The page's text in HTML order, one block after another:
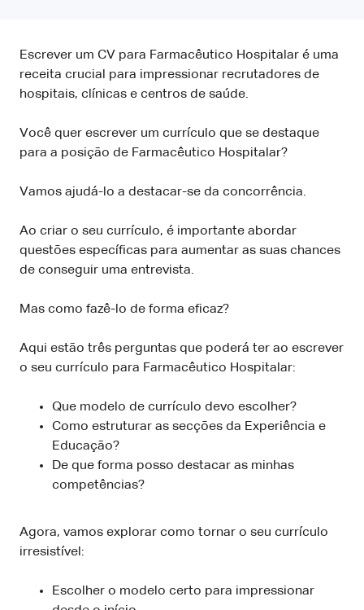
Escrever um CV para Farmacêutico Hospitalar é uma
receita crucial para impressionar recrutadores de
hospitais, clínicas e centros de saúde.
Você quer escrever um currículo que se destaque
para a posição de Farmacêutico Hospitalar?
Vamos ajudá-lo a destacar-se da concorrência.
Ao criar o seu currículo, é importante abordar
questões específicas para aumentar as suas chances
de conseguir uma entrevista.
Mas como fazê-lo de forma eficaz?
Aqui estão três perguntas que poderá ter ao escrever
o seu currículo para Farmacêutico Hospitalar:
Que modelo de currículo devo escolher?
Como estruturar as secções da Experiência e
Educação?
De que forma posso destacar as minhas
competências?
Agora, vamos explorar como tornar o seu currículo
irresistível:
Escolher o modelo certo para impressionar